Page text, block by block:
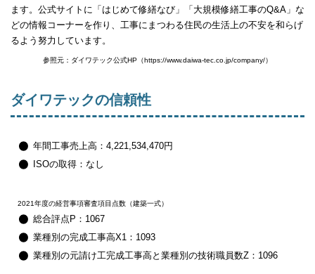
ます。公式サイトに「はじめて修繕なび」「大規模修繕工事のQ&A」な
どの情報コーナーを作り、工事にまつわる住民の生活上の不安を和らげ
るよう努力しています。
参照元：ダイワテック公式HP（https://www.daiwa-tec.co.jp/company/）
ダイワテックの信頼性
年間工事売上高：4,221,534,470円
ISOの取得：なし
2021年度の経営事項審査項目点数（建築一式）
総合評点P：1067
業種別の完成工事高X1：1093
業種別の元請け工完成工事高と業種別の技術職員数Z：1096